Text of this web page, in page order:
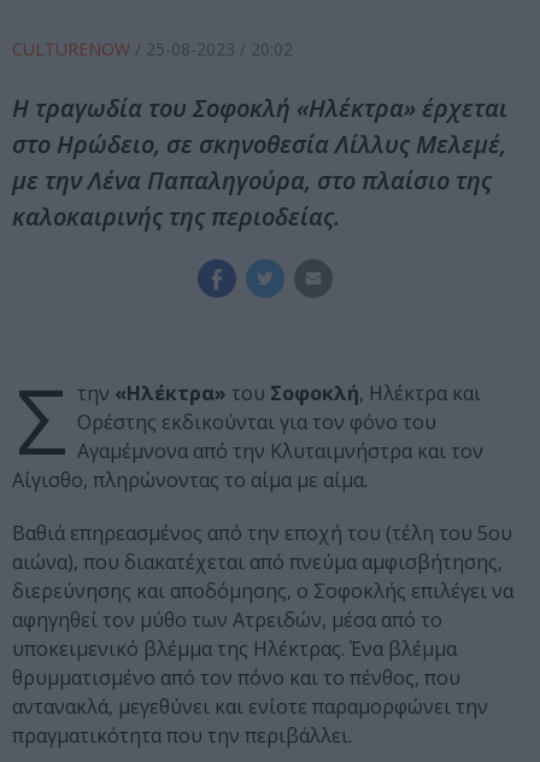
CULTURENOW / 25-08-2023 / 20:02
Η τραγωδία του Σοφοκλή «Ηλέκτρα» έρχεται
στο Ηρώδειο, σε σκηνοθεσία Λίλλυς Μελεμέ,
με την Λένα Παπαληγούρα, στο πλαίσιο της
καλοκαιρινής της περιοδείας.
Σ την «Ηλέκτρα» του Σοφοκλή, Ηλέκτρα και
Ορέστης εκδικούνται για τον φόνο του
Αγαμέμνονα από την Κλυταιμνήστρα και τον
Αίγισθο, πληρώνοντας το αίμα με αίμα.
Βαθιά επηρεασμένος από την εποχή του (τέλη του 5ου
αιώνα), που διακατέχεται από πνεύμα αμφισβήτησης,
διερεύνησης και αποδόμησης, ο Σοφοκλής επιλέγει να
αφηγηθεί τον μύθο των Ατρειδών, μέσα από το
υποκειμενικό βλέμμα της Ηλέκτρας. Ένα βλέμμα
θρυμματισμένο από τον πόνο και το πένθος, που
αντανακλά, μεγεθύνει και ενίοτε παραμορφώνει την
πραγματικότητα που την περιβάλλει.